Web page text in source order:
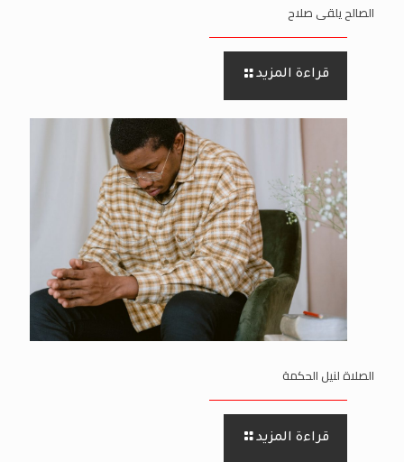
الصالح يلقى صلاح
قراءة المزيد
الصلاة لنيل الحكمة
قراءة المزيد